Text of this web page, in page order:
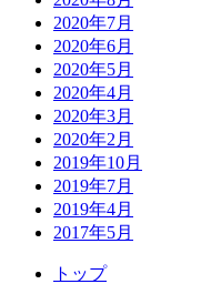
2020年7月
2020年6月
2020年5月
2020年4月
2020年3月
2020年2月
2019年10月
2019年7月
2019年4月
2017年5月
トップ